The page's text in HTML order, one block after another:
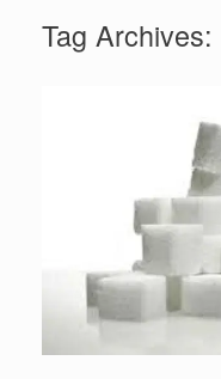
Tag Archives: